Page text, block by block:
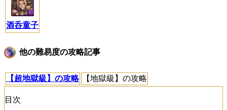
酒呑童子
他の難易度の攻略記事
【超地獄級】の攻略 【地獄級】の攻略
目次